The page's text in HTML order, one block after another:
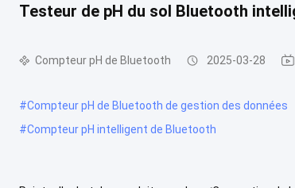
Testeur de pH du sol Bluetooth
Compteur pH de Bluetooth 2025-03-28
#Compteur pH de Bluetooth de gestion des données
#Compteur pH intelligent de Bluetooth